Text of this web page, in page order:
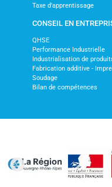
Taxe d'apprentissage
CONSEIL EN
QHSE
Performance Industrielle
Industrialisation de
Fabrication additive -
Soudage
Bilan de compétences